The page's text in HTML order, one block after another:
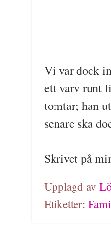
Vi var dock
ett varv runt
tomtar; han
senare ska
Skrivet på
Upplagd av
Etiketter: